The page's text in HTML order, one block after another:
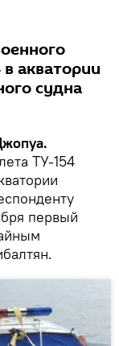
акватории
судна
ТУ-154
первый